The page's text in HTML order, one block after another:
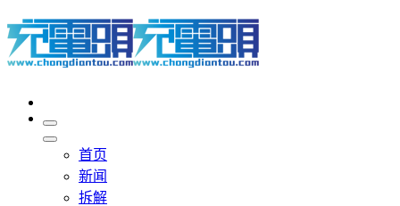
首页
新闻
拆解